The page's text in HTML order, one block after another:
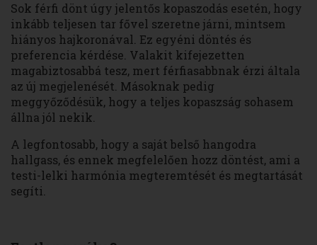
Sok férfi dönt úgy jelentős kopaszodás esetén, hogy
inkább teljesen tar fővel szeretne járni, mintsem
hiányos hajkoronával. Ez egyéni döntés és
preferencia kérdése. Valakit kifejezetten
magabiztosabbá tesz, mert férfiasabbnak érzi általa
az új megjelenését. Másoknak pedig
meggyőződésük, hogy a teljes kopaszság sohasem
állna jól nekik.
A legfontosabb, hogy a saját belső hangodra
hallgass, és ennek megfelelően hozz döntést, ami a
testi-lelki harmónia megteremtését és megtartását
segíti.